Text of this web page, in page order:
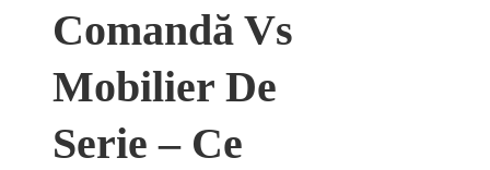
Comandă Vs
Mobilier De
Serie – Ce